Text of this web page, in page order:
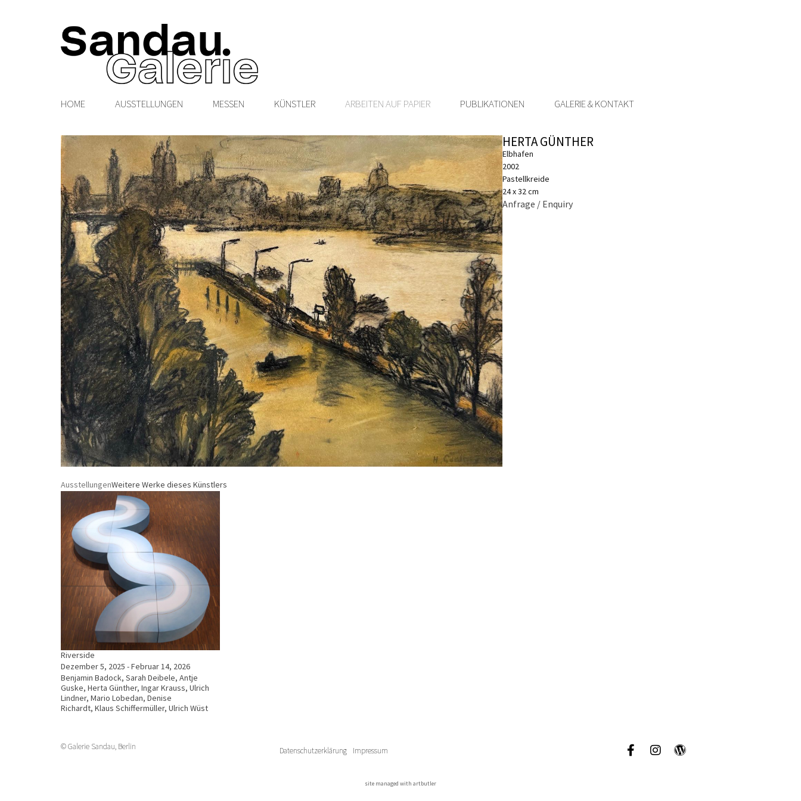
HOME AUSSTELLUNGEN MESSEN KÜNSTLER ARBEITEN AUF PAPIER PUBLIKATIONEN GALERIE & KONTAKT
HERTA GÜNTHER
Elbhafen
2002
Pastellkreide
24 x 32 cm
Anfrage / Enquiry
AusstellungenWeitere Werke dieses Künstlers
Riverside
Dezember 5, 2025 - Februar 14, 2026
Benjamin Badock, Sarah Deibele, Antje
Guske, Herta Günther, Ingar Krauss, Ulrich
Lindner, Mario Lobedan, Denise
Richardt, Klaus Schiffermüller, Ulrich Wüst
© Galerie Sandau, Berlin Datenschutzerklärung Impressum
site managed with artbutler